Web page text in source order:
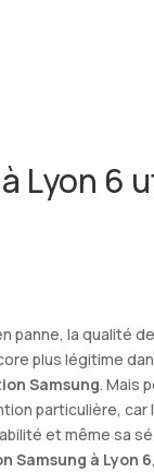
Lyon 6
panne, la qualité
plus légitime
Samsung. Mais
particulière, car
et même sa
Samsung à Lyon 6